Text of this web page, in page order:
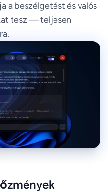
a beszélgetést és valós
tesz — teljesen